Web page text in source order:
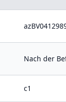
Nach der
c1